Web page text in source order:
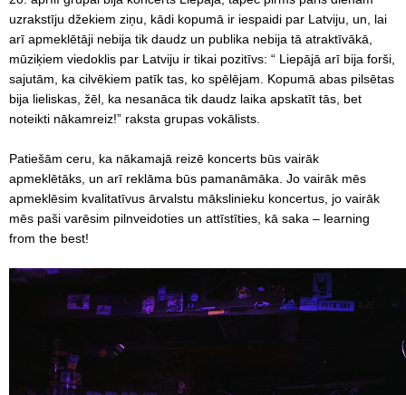
uzrakstīju džekiem ziņu, kādi kopumā ir iespaidi par Latviju, un, lai
arī apmeklētāji nebija tik daudz un publika nebija tā atraktīvākā,
mūziķiem viedoklis par Latviju ir tikai pozitīvs: “ Liepājā arī bija forši,
sajutām, ka cilvēkiem patīk tas, ko spēlējam. Kopumā abas pilsētas
bija lieliskas, žēl, ka nesanāca tik daudz laika apskatīt tās, bet
noteikti nākamreiz!” raksta grupas vokālists.
Patiešām ceru, ka nākamajā reizē koncerts būs vairāk
apmeklētāks, un arī reklāma būs pamanāmāka. Jo vairāk mēs
apmeklēsim kvalitatīvus ārvalstu mākslinieku koncertus, jo vairāk
mēs paši varēsim pilnveidoties un attīstīties, kā saka – learning
from the best!